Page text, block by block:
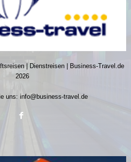
| Dienstreisen | Business-Travel.de
2026
uns: info@business-travel.de